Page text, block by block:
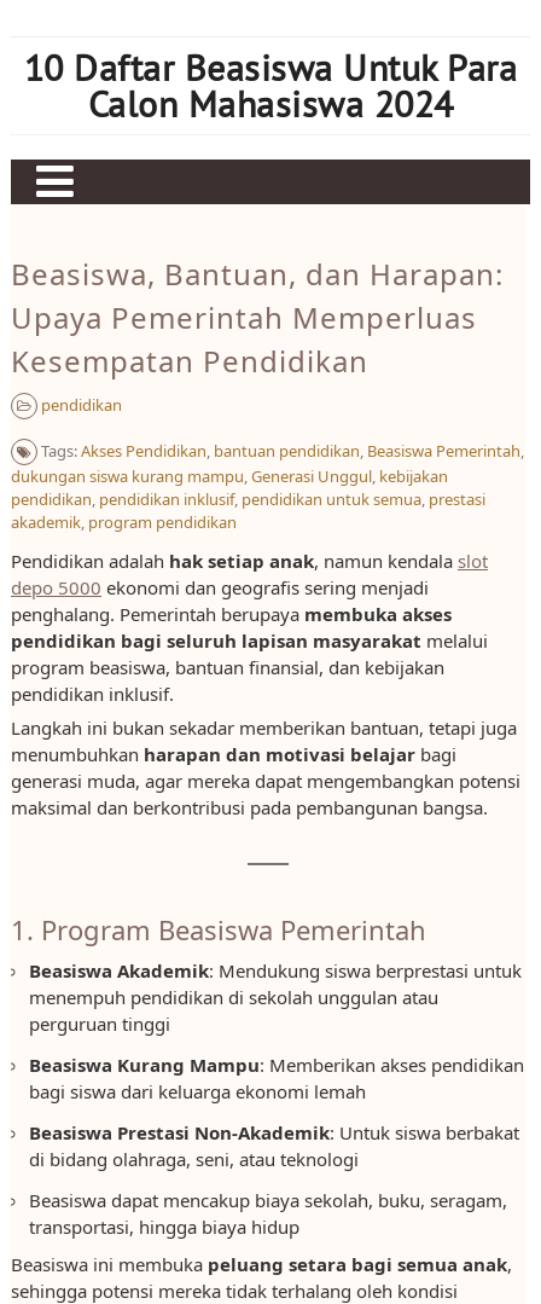
content
10 Daftar Beasiswa Untuk Para
Calon Mahasiswa 2024
Sbobet
Judi bola
Mahjong Ways 2
Slot Kamboja
Slot Thailand
Beasiswa, Bantuan, dan Harapan:
Upaya Pemerintah Memperluas
Kesempatan Pendidikan
pendidikan
Tags:Akses Pendidikan​, bantuan pendidikan, Beasiswa Pemerintah,
dukungan siswa kurang mampu,Generasi Unggul, kebijakan
pendidikan, pendidikan inklusif, pendidikan untuk semua, prestasi
akademik, program pendidikan
Pendidikan adalah hak setiap anak, namun kendala slot
depo 5000 ekonomi dan geografis sering menjadi
penghalang. Pemerintah berupaya membuka akses
pendidikan bagi seluruh lapisan masyarakat melalui
program beasiswa, bantuan finansial, dan kebijakan
pendidikan inklusif.
Langkah ini bukan sekadar memberikan bantuan, tetapi juga
menumbuhkan harapan dan motivasi belajarbagi
generasi muda, agar mereka dapat mengembangkan potensi
maksimal dan berkontribusi pada pembangunan bangsa.
1. Program Beasiswa Pemerintah
Beasiswa Akademik: Mendukung siswa berprestasi untuk
menempuh pendidikan di sekolah unggulan atau
perguruan tinggi
Beasiswa Kurang Mampu: Memberikan akses pendidikan
bagi siswa dari keluarga ekonomi lemah
Beasiswa Prestasi Non-Akademik: Untuk siswa berbakat
di bidang olahraga, seni, atau teknologi
Beasiswa dapat mencakup biaya sekolah, buku, seragam,
transportasi, hingga biaya hidup
Beasiswa ini membuka peluang setara bagi semua anak,
sehingga potensi mereka tidak terhalang oleh kondisi